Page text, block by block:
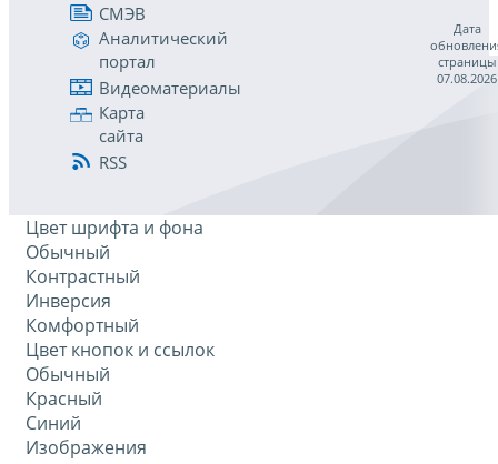
СМЭВ
Аналитический
портал
Видеоматериалы
Карта
сайта
RSS
Дата
страницы
07.08.2026
Цвет шрифта и фона
Обычный
Контрастный
Инверсия
Комфортный
Цвет кнопок и ссылок
Обычный
Красный
Синий
Изображения